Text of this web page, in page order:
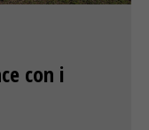
con i